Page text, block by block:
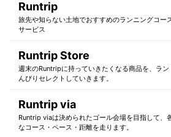
Runtrip
旅先や知らない土地でおすすめのランニングコー
サービス
Runtrip Store
週末のRuntripに持っていきたくなる商品を、ラ
んびりセレクトしていきます。
Runtrip via
Runtrip viaは決められたゴール会場を目指して、
なコース・ペース・距離を走ります。